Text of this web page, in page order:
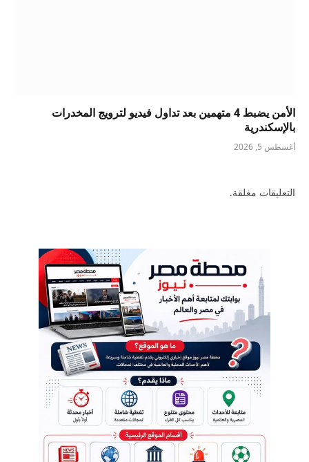
الأمن يضبط 4 متهمين بعد تداول فيديو لترويج المخدرات
بالإسكندرية
أغسطس 5, 2026
التعليقات مغلقة.